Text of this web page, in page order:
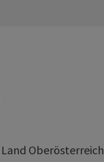
Land Oberösterreich